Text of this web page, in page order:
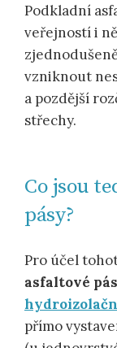
Podkladní
veřejností i
vzniknout
a pozdější
střechy.
Co jsou
pásy?
Pro účel
asfaltové
přímo